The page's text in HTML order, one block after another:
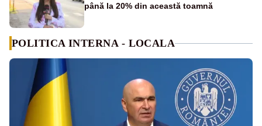
până la 20% din această toamnă
POLITICA INTERNA - LOCALA